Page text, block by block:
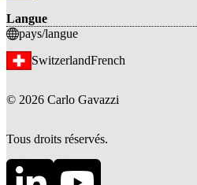
Langue
pays/langue
SwitzerlandFrench
© 2026 Carlo Gavazzi
Tous droits réservés.